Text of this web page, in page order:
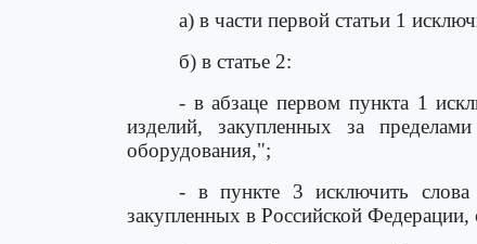
а) в части первой статьи 1
б) в статье 2:
- в абзаце первом пункта 1
изделий, закупленных за
оборудования,";
- в пункте 3 исключить слова
закупленных в Российской